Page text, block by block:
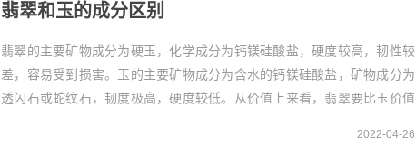
翡翠和玉的成分区别
翡翠的主要矿物成分为硬玉，化学成分为钙镁硅酸盐，硬度较高，韧性较
差，容易受到损害。玉的主要矿物成分为含水的钙镁硅酸盐，矿物成分为
透闪石或蛇纹石，韧度极高，硬度较低。从价值上来看，翡翠要比玉价值
2022-04-26